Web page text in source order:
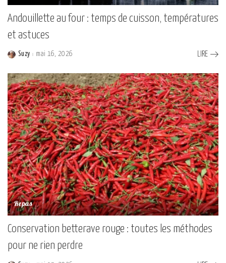
Andouillette au four : temps de cuisson, températures
et astuces
Posted
Suzy mai 16, 2026 LIRE
Repas
Conservation betterave rouge : toutes les méthodes
pour ne rien perdre